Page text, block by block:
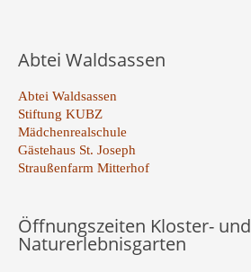
Abtei Waldsassen
Abtei Waldsassen
Stiftung KUBZ
Mädchenrealschule
Gästehaus St. Joseph
Straußenfarm Mitterhof
Öffnungszeiten Kloster- und
Naturerlebnisgarten